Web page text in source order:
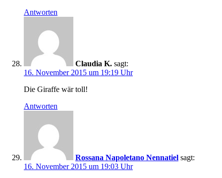
Antworten
Claudia K. sagt:
16. November 2015 um 19:19 Uhr
Die Giraffe wär toll!
Antworten
Rossana Napoletano Nennatiel sagt:
16. November 2015 um 19:03 Uhr